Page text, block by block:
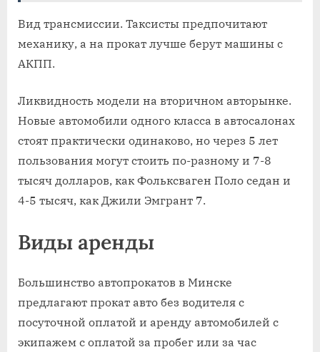
Вид трансмиссии. Таксисты предпочитают
механику, а на прокат лучше берут машины с
АКПП.
Ликвидность модели на вторичном авторынке.
Новые автомобили одного класса в автосалонах
стоят практически одинаково, но через 5 лет
пользования могут стоить по-разному и 7-8
тысяч долларов, как Фольксваген Поло седан и
4-5 тысяч, как Джили Эмгрант 7.
Виды аренды
Большинство автопрокатов в Минске
предлагают прокат авто без водителя с
посуточной оплатой и аренду автомобилей с
экипажем с оплатой за пробег или за час